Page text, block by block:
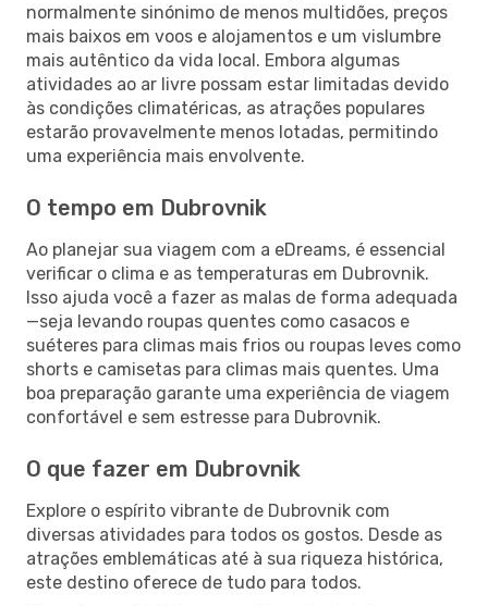
normalmente sinónimo de menos multidões, preços
mais baixos em voos e alojamentos e um vislumbre
mais autêntico da vida local. Embora algumas
atividades ao ar livre possam estar limitadas devido
às condições climatéricas, as atrações populares
estarão provavelmente menos lotadas, permitindo
uma experiência mais envolvente.
O tempo em Dubrovnik
Ao planejar sua viagem com a eDreams, é essencial
verificar o clima e as temperaturas em Dubrovnik.
Isso ajuda você a fazer as malas de forma adequada
—seja levando roupas quentes como casacos e
suéteres para climas mais frios ou roupas leves como
shorts e camisetas para climas mais quentes. Uma
boa preparação garante uma experiência de viagem
confortável e sem estresse para Dubrovnik.
O que fazer em Dubrovnik
Explore o espírito vibrante de Dubrovnik com
diversas atividades para todos os gostos. Desde as
atrações emblemáticas até à sua riqueza histórica,
este destino oferece de tudo para todos.